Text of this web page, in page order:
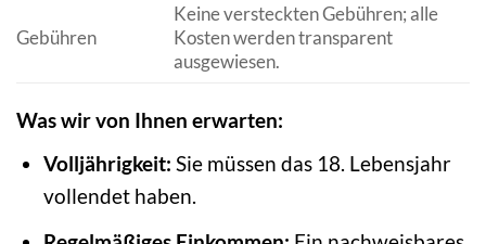
Gebühren
Keine versteckten Gebühren; alle
Kosten werden transparent
ausgewiesen.
Was wir von Ihnen erwarten:
Volljährigkeit: Sie müssen das 18. Lebensjahr
vollendet haben.